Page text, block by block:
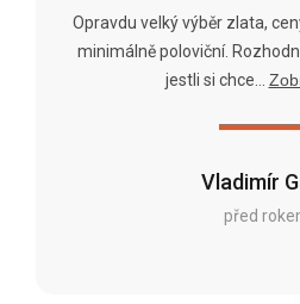
Vladimír
před
Opravdu velký výběr zlata,
minimálně poloviční.
jestli si chce...